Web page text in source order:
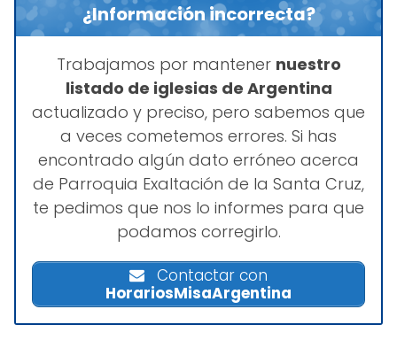
¿Información incorrecta?
Trabajamos por mantener nuestro
listado de iglesias de Argentina
actualizado y preciso, pero sabemos que
a veces cometemos errores. Si has
encontrado algún dato erróneo acerca
de Parroquia Exaltación de la Santa Cruz,
te pedimos que nos lo informes para que
podamos corregirlo.
Contactar con
HorariosMisaArgentina